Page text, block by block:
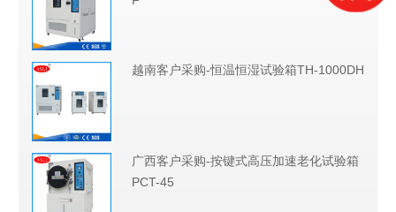
越南客户采购-恒温恒湿试验箱TH-1000DH
广西客户采购-按键式高压加速老化试验箱
PCT-45